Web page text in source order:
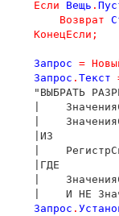
Если Вещь .
Возврат
КонецЕсли ;
Запрос =
Запрос . Текст
"ВЫБРАТЬ
|
|
    |ИЗ
|
    |ГДЕ
|
|    И НЕ
Запрос .